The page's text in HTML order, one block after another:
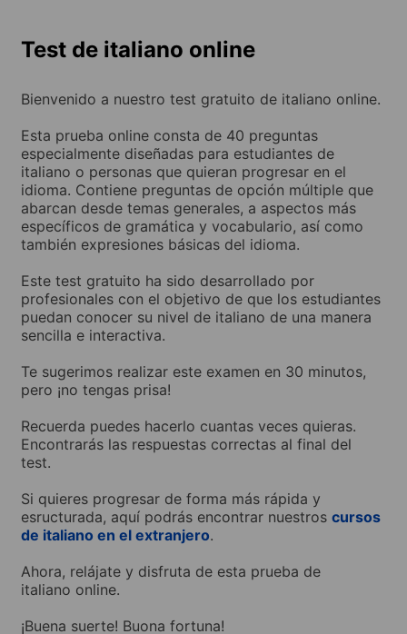
Test de italiano online
Bienvenido a nuestro test gratuito de italiano online.
Esta prueba online consta de 40 preguntas
especialmente diseñadas para estudiantes de
italiano o personas que quieran progresar en el
idioma. Contiene preguntas de opción múltiple que
abarcan desde temas generales, a aspectos más
específicos de gramática y vocabulario, así como
también expresiones básicas del idioma.
Este test gratuito ha sido desarrollado por
profesionales con el objetivo de que los estudiantes
puedan conocer su nivel de italiano de una manera
sencilla e interactiva.
Te sugerimos realizar este examen en 30 minutos,
pero ¡no tengas prisa!
Recuerda puedes hacerlo cuantas veces quieras.
Encontrarás las respuestas correctas al final del
test.
Si quieres progresar de forma más rápida y
esructurada, aquí podrás encontrar nuestros cursos
de italiano en el extranjero.
Ahora, relájate y disfruta de esta prueba de
italiano online.
​¡Buena suerte! Buona fortuna!